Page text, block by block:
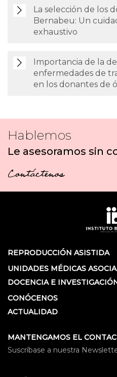
La selección de los
Bernabeu: Un
exhaustivo
Importancia de la
enfermedades de
en los donantes de
Hablemos
Le asesoramos sin
Contáctenos
REPRODUCCIÓN ASISTIDA
UNIDADES MÉDICAS
DOCENCIA E
CONÓCENOS
ACTUALIDAD
MANTENGAMOS EL
Suscríbase a nuestra